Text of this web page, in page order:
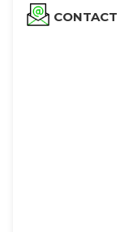
CONTACT